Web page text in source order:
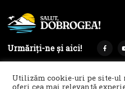
Urmăriți-ne și aici!
Utilizăm cookie-uri pe site-ul
oferi cea mai relevantă